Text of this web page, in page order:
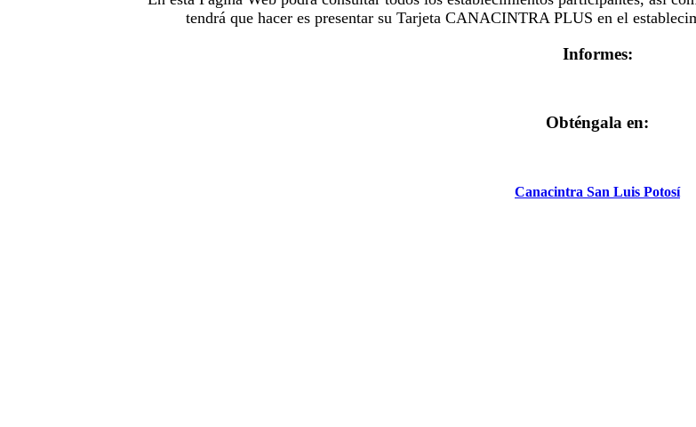
tendrá que hacer es presentar su Tarjeta CANACINTRA PLUS en el
Informes:
Obténgala en:
Canacintra San Luis Potosí